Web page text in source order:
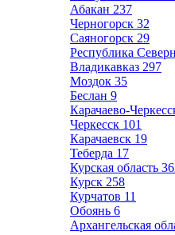
Абакан 237
Черногорск 32
Саяногорск 29
Республика
Владикавказ 297
Моздок 35
Беслан 9
Карачаево-
Черкесск 101
Карачаевск 19
Теберда 17
Курская область
Курск 258
Курчатов 11
Обоянь 6
Архангельская